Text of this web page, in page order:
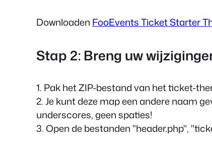
Downloaden FooEvents Ticket Starter
Stap 2: Breng uw
1. Pak het ZIP-bestand van het ticket-
2. Je kunt deze map een andere naam
underscores, geen spaties!
3. Open de bestanden "header.php",